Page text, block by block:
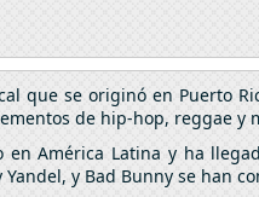
que se originó en Puerto
de hip-hop, reggae
en América Latina y ha
Yandel, y Bad Bunny se